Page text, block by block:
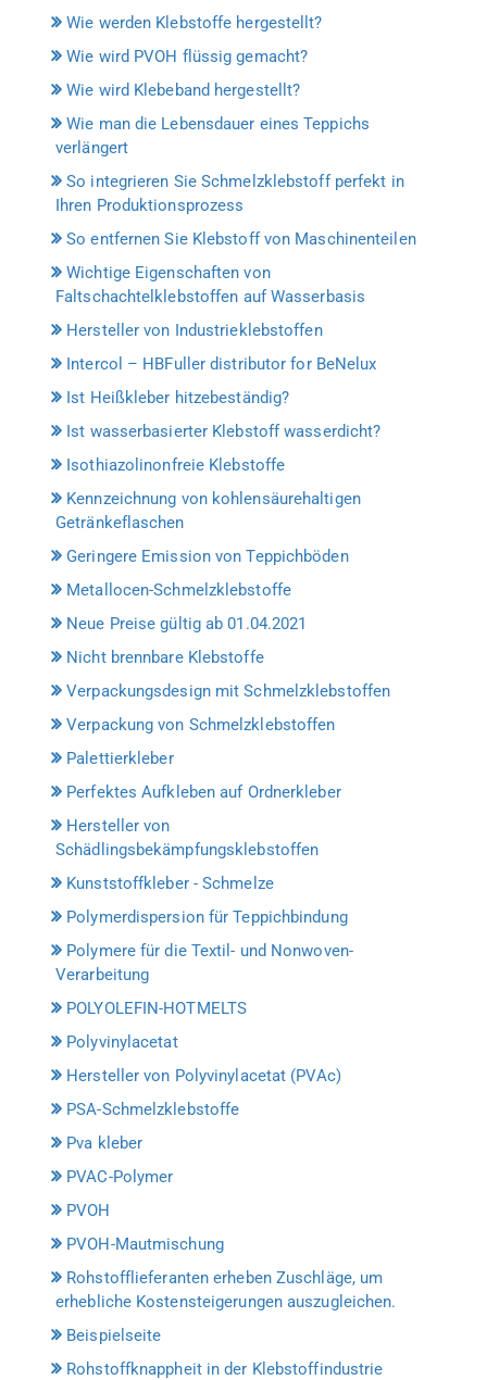
Wie werden Klebstoffe hergestellt?
Wie wird PVOH flüssig gemacht?
Wie wird Klebeband hergestellt?
Wie man die Lebensdauer eines Teppichs
verlängert
So integrieren Sie Schmelzklebstoff perfekt in
Ihren Produktionsprozess
So entfernen Sie Klebstoff von Maschinenteilen
Wichtige Eigenschaften von
Faltschachtelklebstoffen auf Wasserbasis
Hersteller von Industrieklebstoffen
Intercol – HBFuller distributor for BeNelux
Ist Heißkleber hitzebeständig?
Ist wasserbasierter Klebstoff wasserdicht?
Isothiazolinonfreie Klebstoffe
Kennzeichnung von kohlensäurehaltigen
Getränkeflaschen
Geringere Emission von Teppichböden
Metallocen-Schmelzklebstoffe
Neue Preise gültig ab 01.04.2021
Nicht brennbare Klebstoffe
Verpackungsdesign mit Schmelzklebstoffen
Verpackung von Schmelzklebstoffen
Palettierkleber
Perfektes Aufkleben auf Ordnerkleber
Hersteller von
Schädlingsbekämpfungsklebstoffen
Kunststoffkleber - Schmelze
Polymerdispersion für Teppichbindung
Polymere für die Textil- und Nonwoven-
Verarbeitung
POLYOLEFIN-HOTMELTS
Polyvinylacetat
Hersteller von Polyvinylacetat (PVAc)
PSA-Schmelzklebstoffe
Pva kleber
PVAC-Polymer
PVOH
PVOH-Mautmischung
Rohstofflieferanten erheben Zuschläge, um
erhebliche Kostensteigerungen auszugleichen.
Beispielseite
Rohstoffknappheit in der Klebstoffindustrie